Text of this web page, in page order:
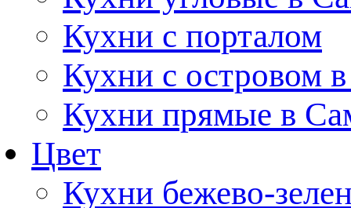
Кухни с порталом
Кухни с островом
Кухни прямые в
Цвет
Кухни бежево-